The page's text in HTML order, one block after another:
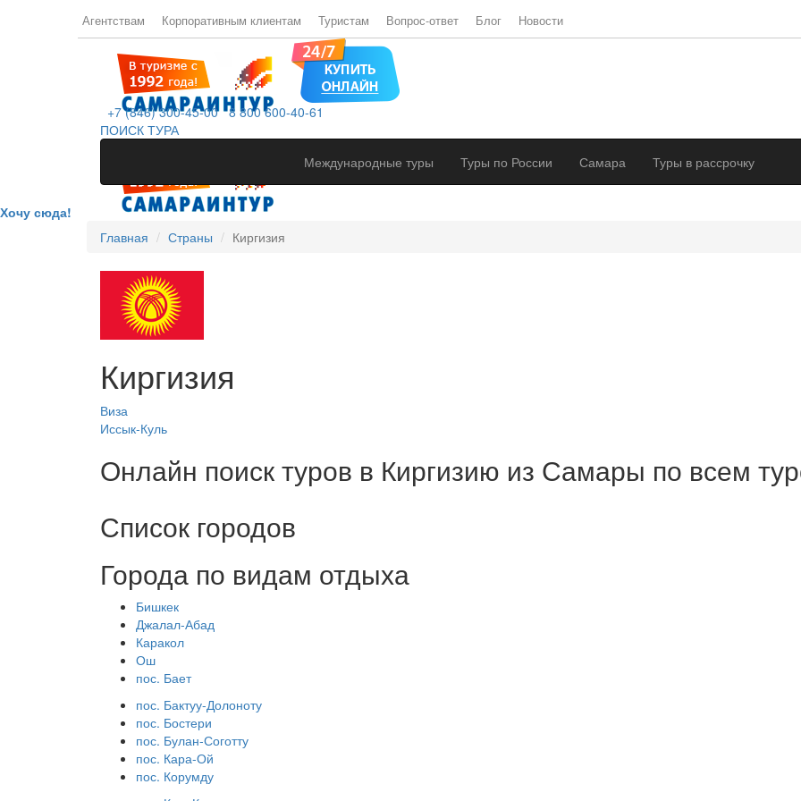
Агентствам Корпоративным клиентам Туристам Вопрос-ответ Блог Новости
+7 (846) 300-45-00 8 800 600-40-61
ПОИСК ТУРА
Международные туры
Туры по России Самара Туры в рассрочку
Хочу сюда!
Главная
Страны Киргизия
Киргизия
Виза
Иссык-Куль
Онлайн поиск туров в Киргизию из Самары по всем
Список городов
Города по видам отдыха
Бишкек
Джалал-Абад
Каракол
Ош
пос. Бает
пос. Бактуу-Долоноту
пос. Бостери
пос. Булан-Соготту
пос. Кара-Ой
пос. Корумду